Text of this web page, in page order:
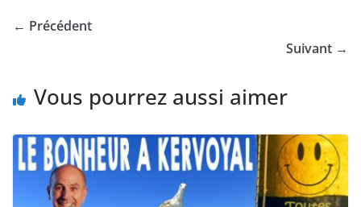
← Précédent
Suivant →
Vous pourrez aussi aimer